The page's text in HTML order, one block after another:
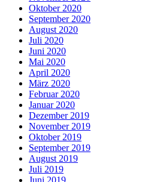
Oktober 2020
September 2020
August 2020
Juli 2020
Juni 2020
Mai 2020
April 2020
März 2020
Februar 2020
Januar 2020
Dezember 2019
November 2019
Oktober 2019
September 2019
August 2019
Juli 2019
Juni 2019